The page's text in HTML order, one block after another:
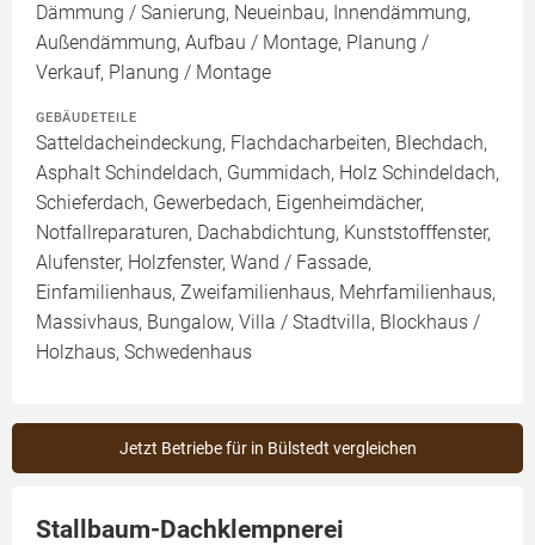
Dämmung / Sanierung, Neueinbau, Innendämmung,
Außendämmung, Aufbau / Montage, Planung /
Verkauf, Planung / Montage
GEBÄUDETEILE
Satteldacheindeckung, Flachdacharbeiten, Blechdach,
Asphalt Schindeldach, Gummidach, Holz Schindeldach,
Schieferdach, Gewerbedach, Eigenheimdächer,
Notfallreparaturen, Dachabdichtung, Kunststofffenster,
Alufenster, Holzfenster, Wand / Fassade,
Einfamilienhaus, Zweifamilienhaus, Mehrfamilienhaus,
Massivhaus, Bungalow, Villa / Stadtvilla, Blockhaus /
Holzhaus, Schwedenhaus
Jetzt Betriebe für in Bülstedt vergleichen
Stallbaum-Dachklempnerei